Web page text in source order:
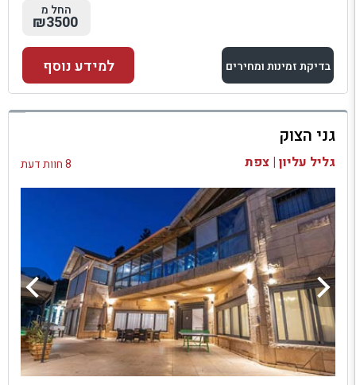
החל מ
₪3500
בדיקת זמינות ומחירים
למתחם זה
בדיקת זמינות ומחירים
למידע נוסף
גני הצוק
גליל עליון | צפת 8 חוות דעת